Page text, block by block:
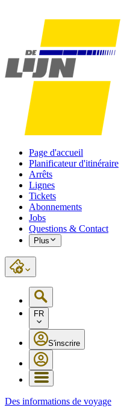
Page d'accueil
Planificateur d'itinéraire
Arrêts
Lignes
Tickets
Abonnements
Jobs
Questions & Contact
Plus
FR
S'inscrire
Des informations de voyage